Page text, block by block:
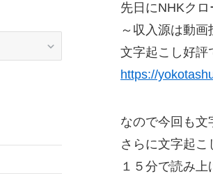
先日にNHKク
～収入源は動
文字起こし好評
https://
なので今回も文
さらに文字起こ
１５分で読み上